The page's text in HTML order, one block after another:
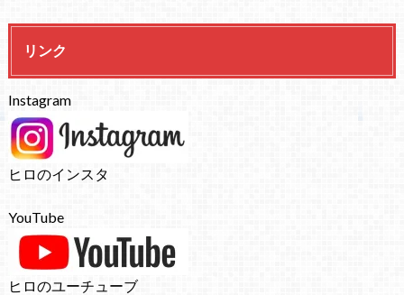
リンク
Instagram
ヒロのインスタ
YouTube
ヒロのユーチューブ